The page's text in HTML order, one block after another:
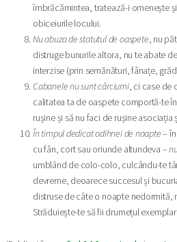
îmbrăcămintea, tratează-i omenește
obiceiurile locului.
Nu abuza de statutul de oaspete, nu
distruge bunurile altora, nu te abate
interzise (prin semănături, fânațe,
Cabanele nu sunt cârciumi, ci case de
calitatea ta de oaspete comportă-te
rușine și să nu faci de rușine
În timpul dedicat odihnei de noapte–
cu fân, cort sau oriunde altundeva –
umblând de colo-colo, culcându-te
devreme, deoarece succesul și
distruse de câte o noapte nedormită,
Străduiește-te să fii drumețul